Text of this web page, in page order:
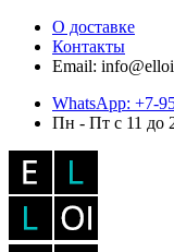
О доставке
Контакты
Email:
WhatsApp: +7-
Пн - Пт с 11 до